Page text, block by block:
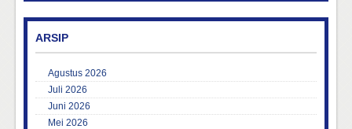
ARSIP
Agustus 2026
Juli 2026
Juni 2026
Mei 2026